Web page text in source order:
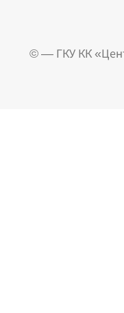
© — ГКУ КК